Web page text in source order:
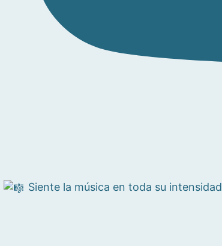
Siente la música en toda su intensidad